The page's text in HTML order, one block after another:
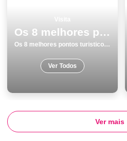
Os 8 melhores pontos turisticos e passeios em Viseu
Os 8 melhores pontos turisticos e passeios em Viseu
Ver Todos
Ver mais